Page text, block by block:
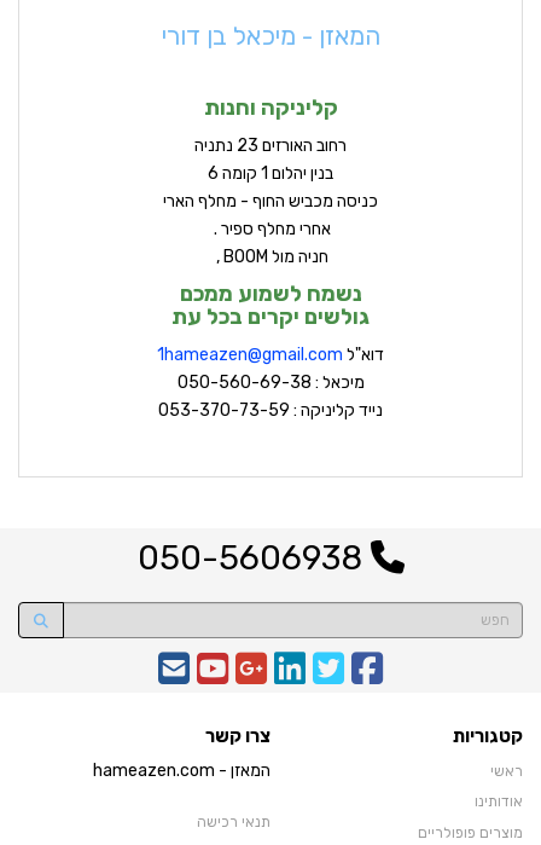
המאזן - מיכאל בן דורי
קליניקה וחנות
רחוב האורזים 23 נתניה
בנין יהלום 1 קומה 6
כניסה מכביש החוף - מחלף הארי
אחרי מחלף ספיר .
חניה מול BOOM ,
נשמח לשמוע ממכם
גולשים יקרים בכל עת
דוא"ל 1 hameazen@gmail.com
מיכאל : 050-560-69-38
נייד קליניקה : 053-370-73-59
קטגוריות
ראשי
אודותינו
מוצרים פופולריים
צרו קשר
המאזן - hameazen.com
תנאי רכישה